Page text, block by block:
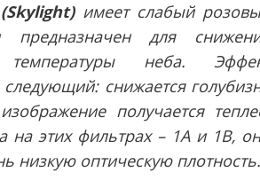
имеет слабый
предназначен для
температуры неба.
следующий: снижается
получается
на этих фильтрах – 1А и 1В,
низкую оптическую плотность.